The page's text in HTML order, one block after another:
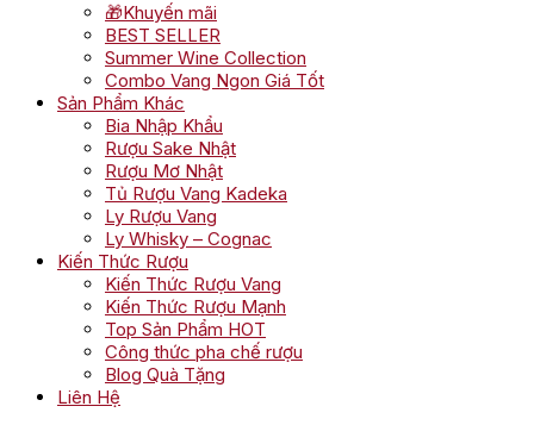
🎁Khuyến mãi
BEST SELLER
Summer Wine Collection
Combo Vang Ngon Giá Tốt
Sản Phẩm Khác
Bia Nhập Khẩu
Rượu Sake Nhật
Rượu Mơ Nhật
Tủ Rượu Vang Kadeka
Ly Rượu Vang
Ly Whisky – Cognac
Kiến Thức Rượu
Kiến Thức Rượu Vang
Kiến Thức Rượu Mạnh
Top Sản Phẩm HOT
Công thức pha chế rượu
Blog Quà Tặng
Liên Hệ